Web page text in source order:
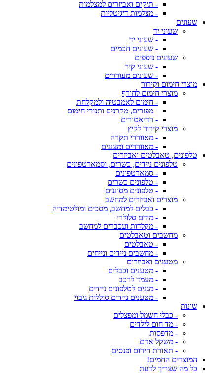
- תיקים ואביזרים למצלמות
- מצלמות דיגיטליות
שעונים
שעוני יד
- שעוני יד
- שעונים חכמים
שעונים נוספים
- שעוני קיר
- שעונים מעוררים
מוצרי חימום וקירור
מוצרי חימום לחורף
- חימום לאמבטיה ולמקלחת
- מפזרים, מקרנים ותנורי חימום
- רדיאטורים
מוצרי קירור לקיץ
- מאווררי תקרה
- מאווררים ומצננים
טלפונים, טאבלטים ואביזרים
טלפונים ניידים, כשרים, וסמארטפונים
- סמארטפונים
- טלפונים כשרים
- טלפונים מסוננים
מוצרים ואביזרים למחשב
- כבלים למחשב, מסכים ומולטימדיה
- מודם סלולרי
- מקלדות ועכברים למחשב
מחשבים וטאבלטים
- טאבלטים
- מחשבים ניידים ונייחים
מטענים ואביזרים
- מטענים וכבלים
- מעמד לרכב
- מגנים לטלפונים ניידים
- מטענים ניידים סוללות גיבוי
שונות
- כבלי חשמל ומפצלים
- מד חום לילדים
- מדפסות
- משקל אדם
- תאורת חירום ופנסים
המוצרים החמים!
כל מה שצריך לדעת